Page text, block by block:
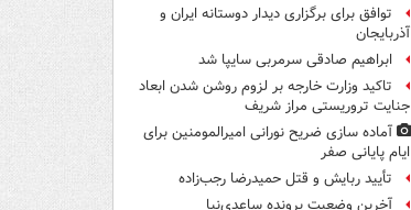
توافق برای برگزاری دیدار دوستانه ایران و
آذربایجان
ابراهیم صادقی سرمربی سایپا شد
تاکید وزارت خارجه بر لزوم روشن شدن ابعاد
جنایت تروریستی مراز شریف
آماده سازی ضریح نورانی امیرالمومنین برای
ایام پایانی صفر
تأیید ربایش و قتل حمیدرضا رجب‌زاده
آخرین وضعیت پرونده ساعدی‌نیا